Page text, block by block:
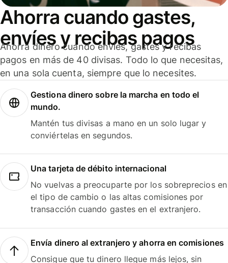
Ahorra cuando gastes,
envíes y recibas pagos
Ahorra dinero cuando envíes, gastes y recibas
pagos en más de 40 divisas. Todo lo que necesitas,
en una sola cuenta, siempre que lo necesites.
Gestiona dinero sobre la marcha en todo el
mundo.
Mantén tus divisas a mano en un solo lugar y
conviértelas en segundos.
Una tarjeta de débito internacional
No vuelvas a preocuparte por los sobreprecios en
el tipo de cambio o las altas comisiones por
transacción cuando gastes en el extranjero.
Envía dinero al extranjero y ahorra en comisiones
Consigue que tu dinero llegue más lejos, sin